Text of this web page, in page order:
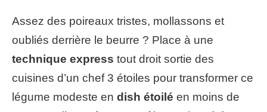
Assez des poireaux tristes, mollassons et
oubliés derrière le beurre ? Place à une
technique express tout droit sortie des
cuisines d’un chef 3 étoiles pour transformer ce
légume modeste en dish étoilé en moins de